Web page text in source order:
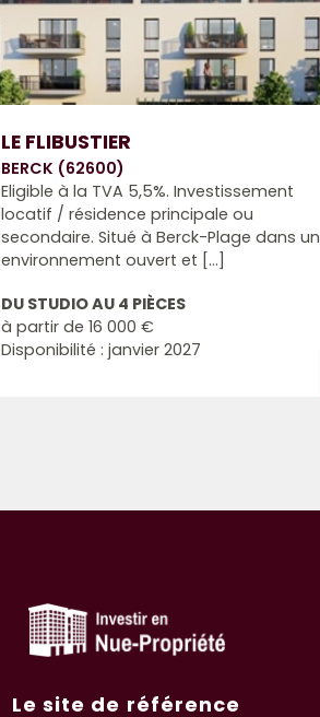
LE FLIBUSTIER
BERCK (62600)
Eligible à la TVA 5,5%. Investissement
locatif / résidence principale ou
secondaire. Situé à Berck-Plage dans un
environnement ouvert et [...]
DU STUDIO AU 4 PIÈCES
à partir de 16 000 €
Disponibilité : janvier 2027
Le site de référence